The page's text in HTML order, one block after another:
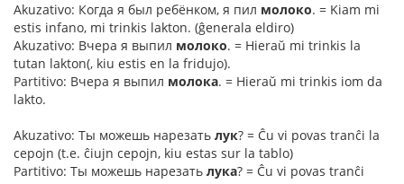
Akuzativo: Когда я был ребёнком, я пил молоко. = Kiam mi
estis infano, mi trinkis lakton. (ĝenerala eldiro)
Akuzativo: Вчера я выпил молоко. = Hieraŭ mi trinkis la
tutan lakton(, kiu estis en la fridujo).
Partitivo: Вчера я выпил молока. = Hieraŭ mi trinkis iom da
lakto.
Akuzativo: Ты можешь нарезать лук? = Ĉu vi povas tranĉi la
cepojn (t.e. ĉiujn cepojn, kiu estas sur la tablo)
Partitivo: Ты можешь нарезать лука? = Ĉu vi povas tranĉi